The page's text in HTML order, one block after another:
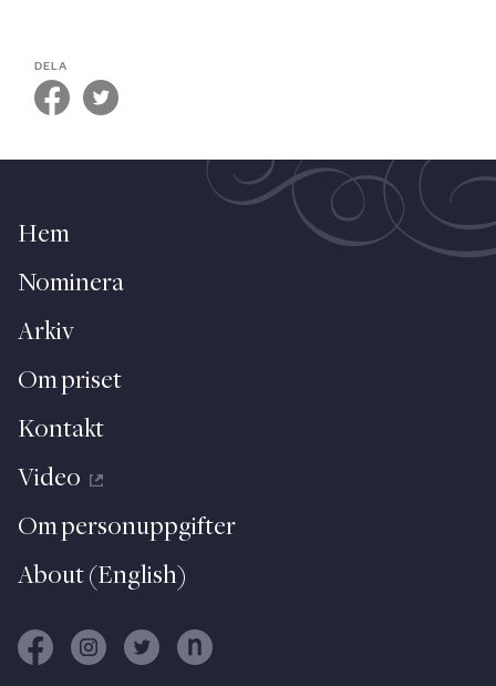
DELA
Hem
Nominera
Arkiv
Om priset
Kontakt
Video
Om personuppgifter
About (English)